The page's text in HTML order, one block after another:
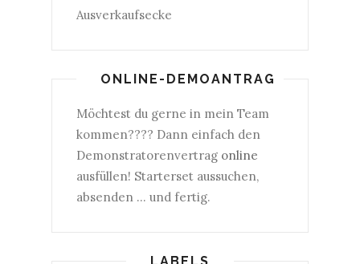
Ausverkaufsecke
ONLINE-DEMOANTRAG
Möchtest du gerne in mein Team
kommen???? Dann einfach den
Demonstratorenvertrag online
ausfüllen! Starterset aussuchen,
absenden ... und fertig.